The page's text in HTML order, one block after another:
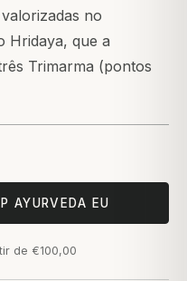
no
Hridaya, que a
Trimarma (pontos
AYURVEDA EU
de €100,00